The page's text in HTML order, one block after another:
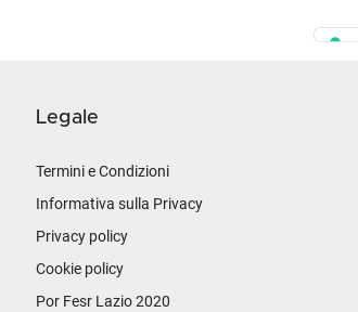
Legale
Termini e Condizioni
Informativa sulla Privacy
Privacy policy
Cookie policy
Por Fesr Lazio 2020